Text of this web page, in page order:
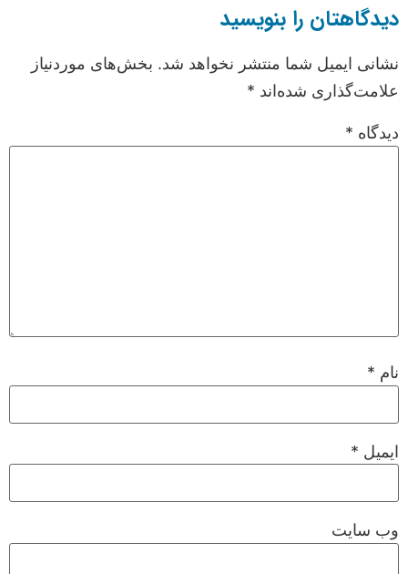
دیدگاهتان را بنویسید
نشانی ایمیل شما منتشر نخواهد شد. بخش‌های موردنیاز
علامت‌گذاری شده‌اند *
دیدگاه *
نام *
ایمیل *
وب‌ سایت